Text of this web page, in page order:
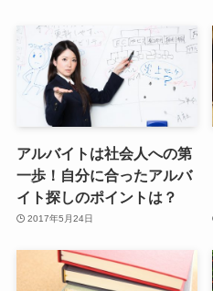
アルバイトは社会人への第
一歩！自分に合ったアルバ
イト探しのポイントは？
2017年5月24日